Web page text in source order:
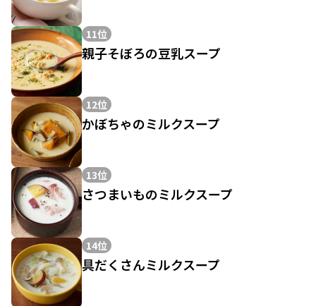
11位
親子そぼろの豆乳スープ
12位
かぼちゃのミルクスープ
13位
さつまいものミルクスープ
14位
具だくさんミルクスープ